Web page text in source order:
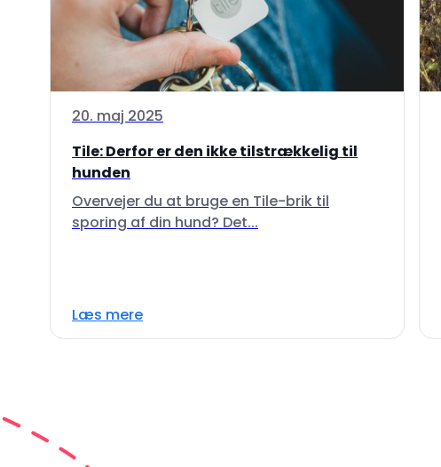
20. maj 2025
Tile: Derfor er den ikke tilstrækkelig til
hunden
Overvejer du at bruge en Tile-brik til
sporing af din hund? Det...
Læs mere